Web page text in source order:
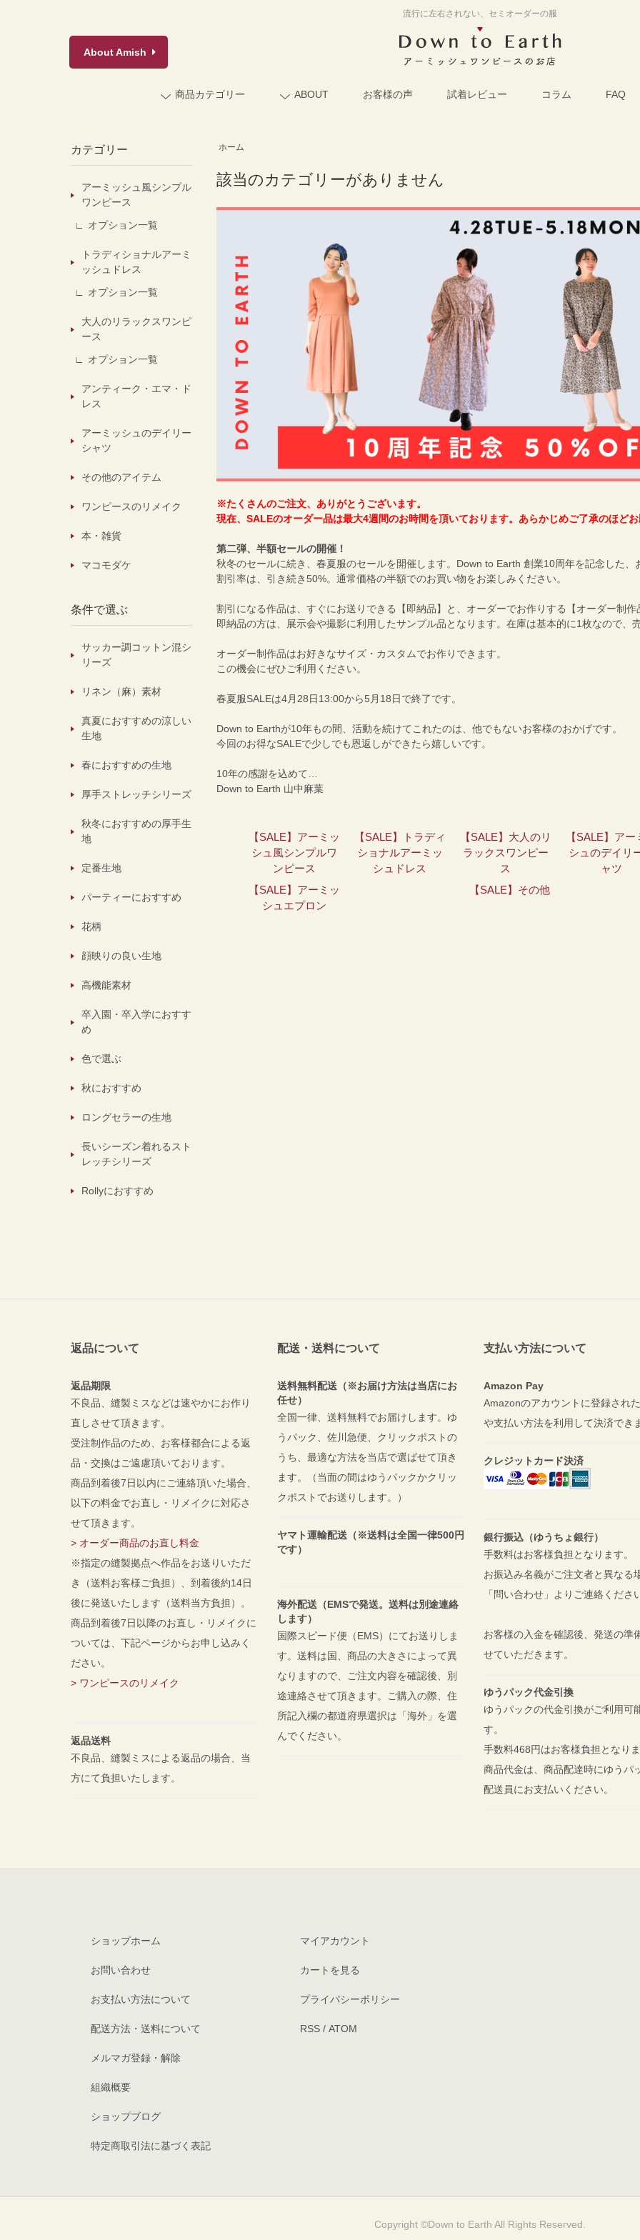
流行に左右されない、セミオーダーの服
AboutAmish
商品カテゴリー ABOUT お客様の声 試着レビュー コラム FAQ
ホーム
該当のカテゴリーがありません
※たくさんのご注文、ありがとうございます。
現在、SALEのオーダー品は最大4週間のお時間を頂いております。あらかじめご了承のほどお
第二弾、半額セールの開催！
秋冬のセールに続き、春夏服のセールを開催します。Down to Earth 創業10周年を記念した、
割引率は、引き続き50%。通常価格の半額でのお買い物をお楽しみください。
割引になる作品は、すぐにお送りできる【即納品】と、オーダーでお作りする【オーダー制作
即納品の方は、展示会や撮影に利用したサンプル品となります。在庫は基本的に1枚なので、
オーダー制作品はお好きなサイズ・カスタムでお作りできます。
この機会にぜひご利用ください。
春夏服SALEは4月28日13:00から5月18日で終了です。
Down to Earthが10年もの間、活動を続けてこれたのは、他でもないお客様のおかげです。
今回のお得なSALEで少しでも恩返しができたら嬉しいです。
10年の感謝を込めて…
Down to Earth 山中麻葉
【SALE】アーミッ
シュ風シンプルワ
ンピース
【SALE】トラディ
ショナルアーミッ
シュドレス
【SALE】大人のリ
ラックスワンピー
ス
【SALE】アー
シュのデイリ
ャツ
【SALE】アーミッ
シュエプロン
【SALE】その他
カテゴリー
アーミッシュ風シンプル
ワンピース
オプション一覧
トラディショナルアーミ
ッシュドレス
オプション一覧
大人のリラックスワンピ
ース
オプション一覧
アンティーク・エマ・ド
レス
アーミッシュのデイリー
シャツ
その他のアイテム
ワンピースのリメイク
本・雑貨
マコモダケ
条件で選ぶ
サッカー調コットン混シ
リーズ
リネン（麻）素材
真夏におすすめの涼しい
生地
春におすすめの生地
厚手ストレッチシリーズ
秋冬におすすめの厚手生
地
定番生地
パーティーにおすすめ
花柄
顔映りの良い生地
高機能素材
卒入園・卒入学におすす
め
色で選ぶ
秋におすすめ
ロングセラーの生地
長いシーズン着れるスト
レッチシリーズ
Rollyにおすすめ
返品について
返品期限
不良品、縫製ミスなどは速やかにお作り
直しさせて頂きます。
受注制作品のため、お客様都合による返
品・交換はご遠慮頂いております。
商品到着後7日以内にご連絡頂いた場合、
以下の料金でお直し・リメイクに対応さ
せて頂きます。
> オーダー商品のお直し料金
※指定の縫製拠点へ作品をお送りいただ
き（送料お客様ご負担）、到着後約14日
後に発送いたします（送料当方負担）。
商品到着後7日以降のお直し・リメイクに
ついては、下記ページからお申し込みく
ださい。
> ワンピースのリメイク
返品送料
不良品、縫製ミスによる返品の場合、当
方にて負担いたします。
配送・送料について
送料無料配送（※お届け方法は当店にお
任せ）
全国一律、送料無料でお届けします。ゆ
うパック、佐川急便、クリックポストの
うち、最適な方法を当店で選ばせて頂き
ます。（当面の間はゆうパックかクリッ
クポストでお送りします。）
ヤマト運輸配送（※送料は全国一律500円
です）
海外配送（EMSで発送。送料は別途連絡
します）
国際スピード便（EMS）にてお送りしま
す。送料は国、商品の大きさによって異
なりますので、ご注文内容を確認後、別
途連絡させて頂きます。ご購入の際、住
所記入欄の都道府県選択は「海外」を選
んでください。
支払い方法について
Amazon Pay
Amazonのアカウントに登録され
や支払い方法を利用して決済でき
クレジットカード決済
銀行振込（ゆうちょ銀行）
手数料はお客様負担となります。
お振込み名義がご注文者と異なる
「問い合わせ」よりご連絡くださ
お客様の入金を確認後、発送の準
せていただきます。
ゆうパック代金引換
ゆうパックの代金引換がご利用可
す。
手数料468円はお客様負担となりま
商品代金は、商品配達時にゆうパ
配送員にお支払いください。
ショップホーム
お問い合わせ
お支払い方法について
配送方法・送料について
メルマガ登録・解除
組織概要
ショップブログ
特定商取引法に基づく表記
マイアカウント
カートを見る
プライバシーポリシー
RSS/ ATOM
Copyright ©Down to Earth All Rights Reserved.